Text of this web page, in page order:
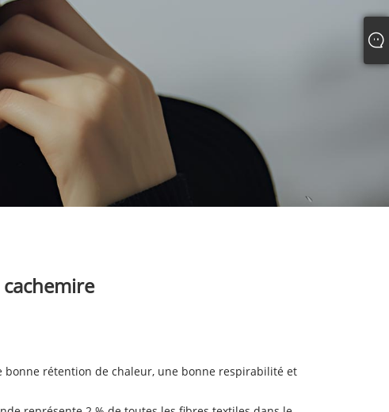
rétention de chaleur, une bonne respirabilité et